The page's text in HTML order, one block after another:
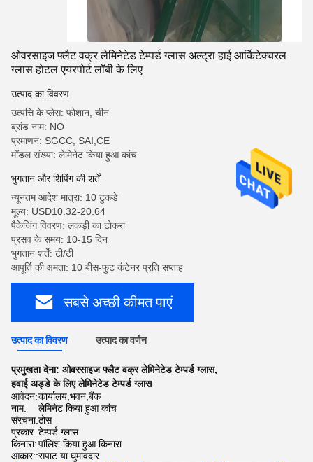
ओवरसाइज फ्लैट वक्र लेमिनेटेड टेम्पर्ड ग्लास अल्ट्रा हाई आर्किटेक्चरल
ग्लास होटल एयरपोर्ट लॉबी के लिए
उत्पाद का विवरण
उत्पत्ति के प्लेस: फोशान, चीन
ब्रांड नाम: NO
प्रमाणन: SGCC, SAI,CE
मॉडल संख्या: लेमिनेट किया हुआ कांच
भुगतान और शिपिंग की शर्तें
न्यूनतम आदेश मात्रा: 10 टुकड़े
मूल्य: USD10.32-20.64
पैकेजिंग विवरण: लकड़ी का टोकरा
प्रसव के समय: 10-15 दिन
भुगतान शर्तें: टी/टी
आपूर्ति की क्षमता: 10 बीस-फुट कंटेनर प्रति सप्ताह
सबसे अच्छी कीमत पाएं
उत्पाद का विवरण उत्पाद का वर्णन
प्रमुखता देना: ओवरसाइज फ्लैट वक्र लेमिनेटेड टेम्पर्ड ग्लास,
हवाई अड्डे के लिए लेमिनेटेड टेम्पर्ड ग्लास
आवेदन:कार्यालय,भवन,बैंक
नाम:
लेमिनेट किया हुआ कांच
संरचना:ठोस
प्रकार: टेम्पर्ड ग्लास
किनारा:पॉलिश किया हुआ किनारा
आकार::सपाट या घुमावदार